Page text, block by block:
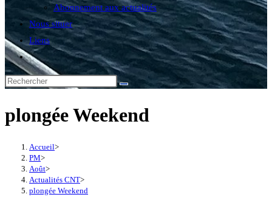
Abonnement aux actualités
Nous situer
Liens
Toggle
website
search
plongée Weekend
Accueil>
PM>
Août>
Actualités CNT>
plongée Weekend